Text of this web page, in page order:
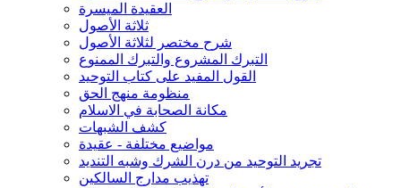
العقيدة الميسرة
ثلاثة الأصول
شرح مختصر لثلاثة الأصول
التبرك المشروع والتبرك الممنوع
القول المفيد على كتاب التوحيد
منظومة منهج الحق
مكانة الصحابة في الاسلام
كشف الشبهات
مواضيع مختلفة - عقيدة
تجريد التوحيد من درن الشرك وشبه التنديد
تهذيب مدارج السالكين